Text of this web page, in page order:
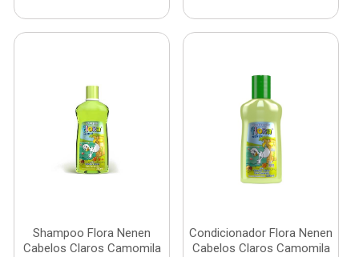
Shampoo Flora Nenen
Cabelos Claros Camomila
Condicionador Flora Nenen
Cabelos Claros Camomila